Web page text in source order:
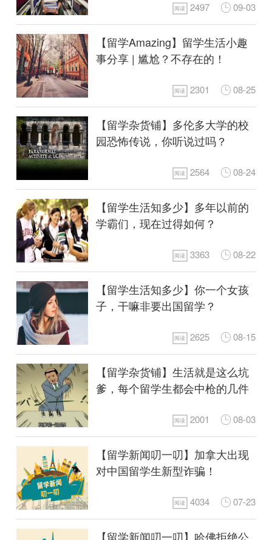
阅读 2497 09-03
【留学Amazing】留学生活小趣
事分享 | 尴尬？不存在的！
阅读 2301 08-25
【留学杂货铺】多伦多大学的校
园恐怖传说，你听说过吗？
阅读 2564 08-24
【留学生活知多少】多年以前的
学霸们，现在过得如何？
阅读 3363 08-22
【留学生活知多少】你一个女孩
子，干嘛非要出国留学？
阅读 2625 08-15
【留学杂货铺】生活就是这么坑
爹，每个留学生都会中枪的几件
阅读 2001 08-03
【留学新闻叨一叨】加拿大出现
对中国留学生新型诈骗！
阅读 4034 07-23
【留学新闻叨一叨】哈佛拒绝公